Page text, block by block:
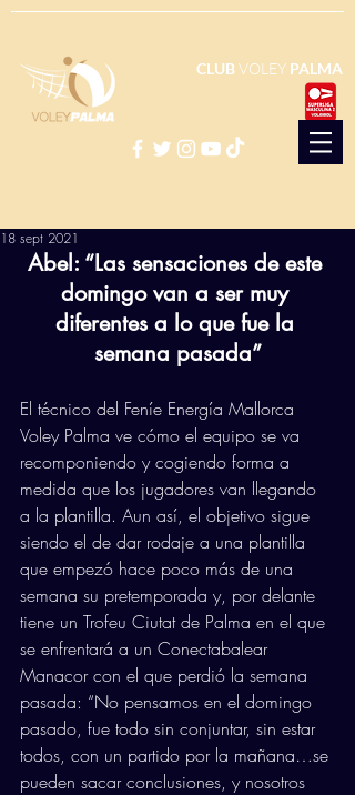
CLUBVOLEY PALMA
18 sept 2021
Abel: “Las sensaciones de este
domingo van a ser muy
diferentes a lo que fue la
semana pasada”
El técnico del Feníe Energía Mallorca
Voley Palma ve cómo el equipo se va
recomponiendo y cogiendo forma a
medida que los jugadores van llegando
a la plantilla. Aun así, el objetivo sigue
siendo el de dar rodaje a una plantilla
que empezó hace poco más de una
semana su pretemporada y, por delante
tiene un Trofeu Ciutat de Palma en el que
se enfrentará a un Conectabalear
Manacor con el que perdió la semana
pasada: “No pensamos en el domingo
pasado, fue todo sin conjuntar, sin estar
todos, con un partido por la mañana…se
pueden sacar conclusiones, y nosotros